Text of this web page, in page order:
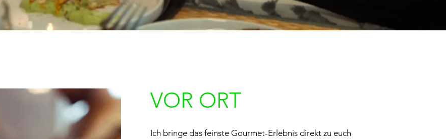
VOR ORT
Ich bringe das feinste Gourmet-Erlebnis direkt zu euch